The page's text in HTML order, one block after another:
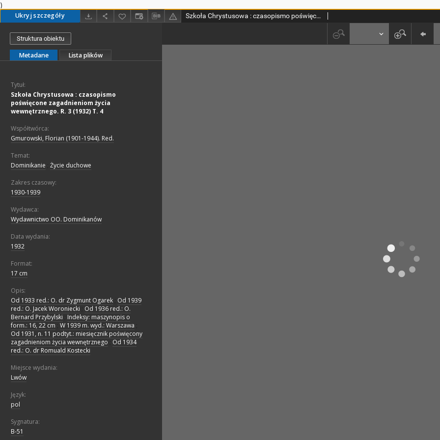
)
Ukryj szczegóły Szkoła Chrystusowa : czasopismo poświęcone zagadnieniom życia wewnętrznego. R. 3 (1932) T. 4
Struktura obiektu
Metadane Lista plików
Tytuł:
Szkoła Chrystusowa : czasopismo
poświęcone zagadnieniom życia
wewnętrznego. R. 3 (1932) T. 4
Współtwórca:
Gmurowski, Florian (1901-1944). Red.
Temat:
Dominikanie Życie duchowe
Zakres czasowy:
1930-1939
Wydawca:
Wydawnictwo OO. Dominikanów
Data wydania:
1932
Format:
17 cm
Opis:
Od 1933 red.: O. dr Zygmunt Ogarek Od 1939
red.: O. Jacek Woroniecki
Od 1936 red.: O.
Bernard Przybylski
Indeksy: maszynopis o
form.: 16, 22 cm W 1939 m. wyd.: Warszawa
Od 1931, n. 11 podtyt.: miesięcznik poświęcony
zagadnieniom życia wewnętrznego
Od 1934
red.: O. dr Romuald Kostecki
Miejsce wydania:
Lwów
Język:
pol
Sygnatura:
B-51